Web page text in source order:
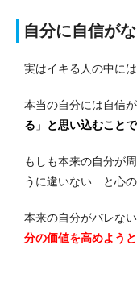
自分に自信が
実はイキる人の中に
本当の自分には自信
る 」 と思い込むこと
もしも本来の自分が
うに違いない…と心の
本来の自分がバレな
分の価値を高めよう